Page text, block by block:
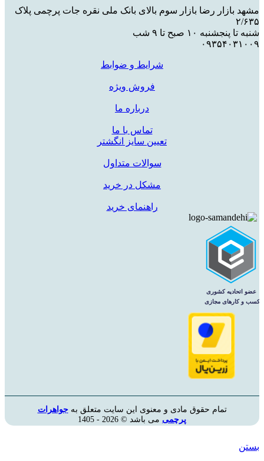
مشهد بازار رضا بازار سوم بالای بانک ملی نقره جات پرچمی پلاک
۲/۶۳۵
شنبه تا پنجشنبه ۱۰ صبح تا ۹ شب
۰۹۳۵۴۰۳۱۰۰۹
شرایط و ضوابط
فروش ویژه
درباره ما
تماس با ما
تعیین سایز انگشتر
سوالات متداول
مشکل در خرید
راهنمای خرید
تمام حقوق مادی و معنوی این سایت متعلق بهجواهرات
پرچمی می باشد © 2026 - 1405
بستن